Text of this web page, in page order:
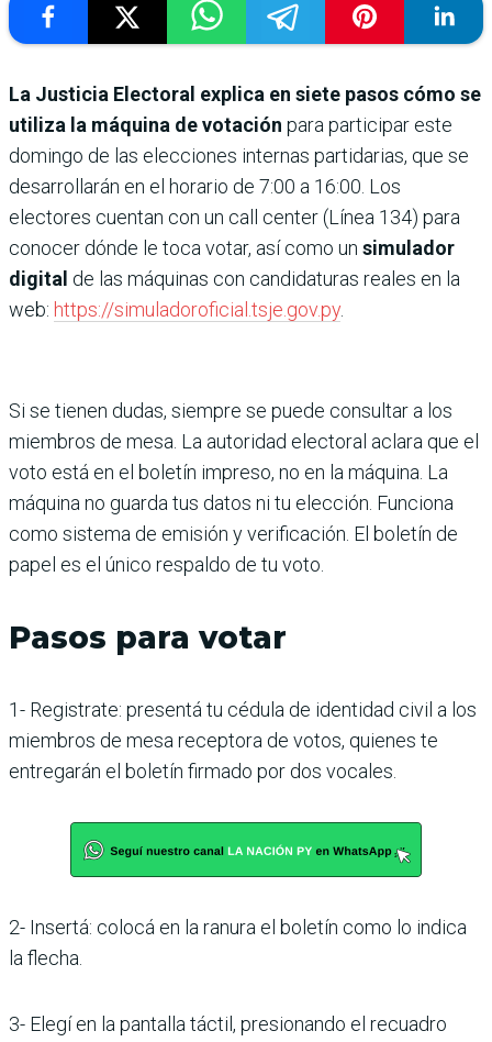
La Justicia Electoral explica en siete pasos cómo se
utiliza la máquina de votación para participar este
domingo de las elecciones internas partidarias, que se
desarrollarán en el horario de 7:00 a 16:00. Los
electores cuentan con un call center (Línea 134) para
conocer dónde le toca votar, así como un simulador
digital de las máquinas con candidaturas reales en la
web: https://simuladoroficial.tsje.gov.py.
Si se tienen dudas, siempre se puede consultar a los
miembros de mesa. La autoridad electoral aclara que el
voto está en el boletín impreso, no en la máquina. La
máquina no guarda tus datos ni tu elección. Funciona
como sistema de emisión y verificación. El boletín de
papel es el único respaldo de tu voto.
Pasos para votar
1- Registrate: presentá tu cédula de identidad civil a los
miembros de mesa receptora de votos, quienes te
entregarán el boletín firmado por dos vocales.
2- Insertá: colocá en la ranura el boletín como lo indica
la flecha.
3- Elegí en la pantalla táctil, presionando el recuadro